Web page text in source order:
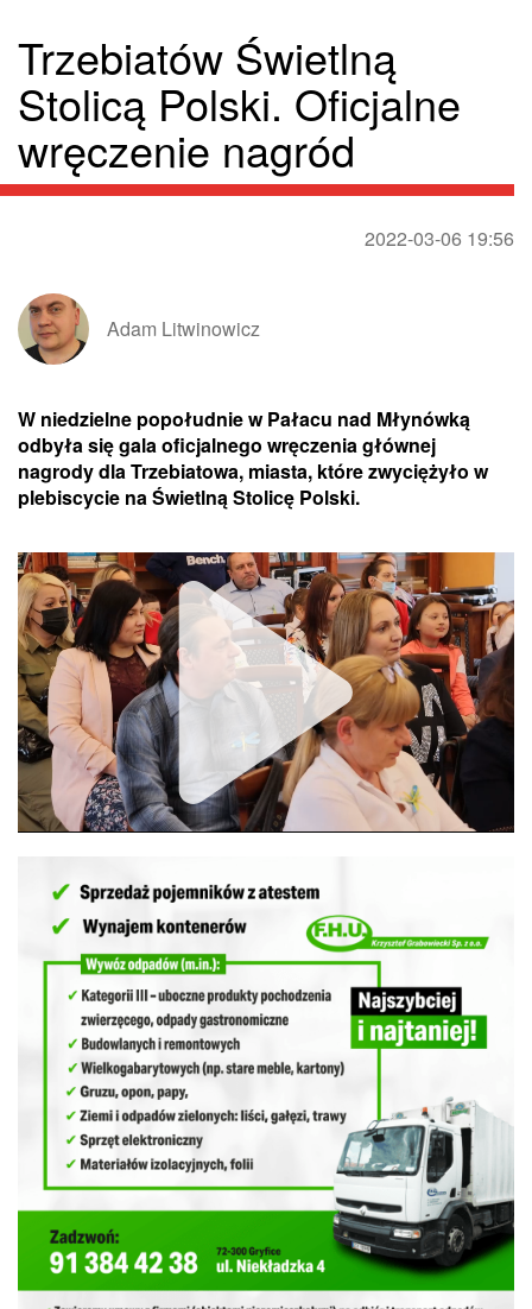
Trzebiatów Świetlną
Stolicą Polski. Oficjalne
wręczenie nagród
2022-03-06 19:56
Adam Litwinowicz
W niedzielne popołudnie w Pałacu nad Młynówką
odbyła się gala oficjalnego wręczenia głównej
nagrody dla Trzebiatowa, miasta, które zwyciężyło w
plebiscycie na Świetlną Stolicę Polski.